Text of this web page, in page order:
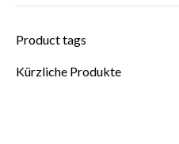
Product tags
Kürzliche Produkte